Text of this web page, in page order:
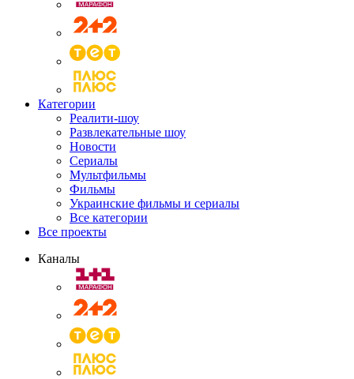
Категории
Реалити-шоу
Развлекательные шоу
Новости
Сериалы
Мультфильмы
Фильмы
Украинские фильмы и сериалы
Все категории
Все проекты
Каналы